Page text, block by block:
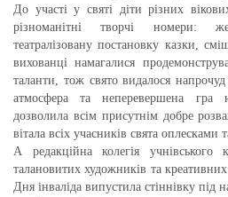
До участі у святі діти різних
різноманітні творчі номери:
театралізовану постановку казки,
вихованці намагалися
таланти, тож свято видалося
атмосфера та неперевершена гра
дозволила всім присутнім добре
вітала всіх учасників свята оплесками
А редакційна колегія учнівського
талановитих художників та
Дня інваліда випустила стіннівку